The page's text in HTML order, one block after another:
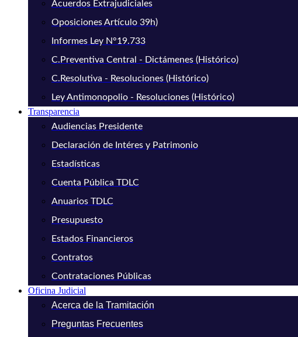
Acuerdos Extrajudiciales
Oposiciones Artículo 39h)
Informes Ley N°19.733
C.Preventiva Central - Dictámenes (Histórico)
C.Resolutiva - Resoluciones (Histórico)
Ley Antimonopolio - Resoluciones (Histórico)
Transparencia
Audiencias Presidente
Declaración de Intéres y Patrimonio
Estadísticas
Cuenta Pública TDLC
Anuarios TDLC
Presupuesto
Estados Financieros
Contratos
Contrataciones Públicas
Oficina Judicial
Acerca de la Tramitación
Preguntas Frecuentes